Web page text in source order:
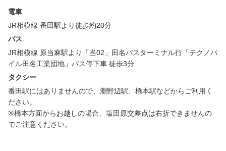
電車
JR相模線 番田駅より徒歩約20分
バス
JR相模線 原当麻駅より「当02」田名バスターミナル行「テクノパ
イル田名工業団地」バス停下車 徒歩3分
タクシー
番田駅にはありませんので、淵野辺駅、橋本駅などからご利用く
ださい。
※橋本方面からお越しの場合、塩田原交差点は右折できませんの
でご注意ください。